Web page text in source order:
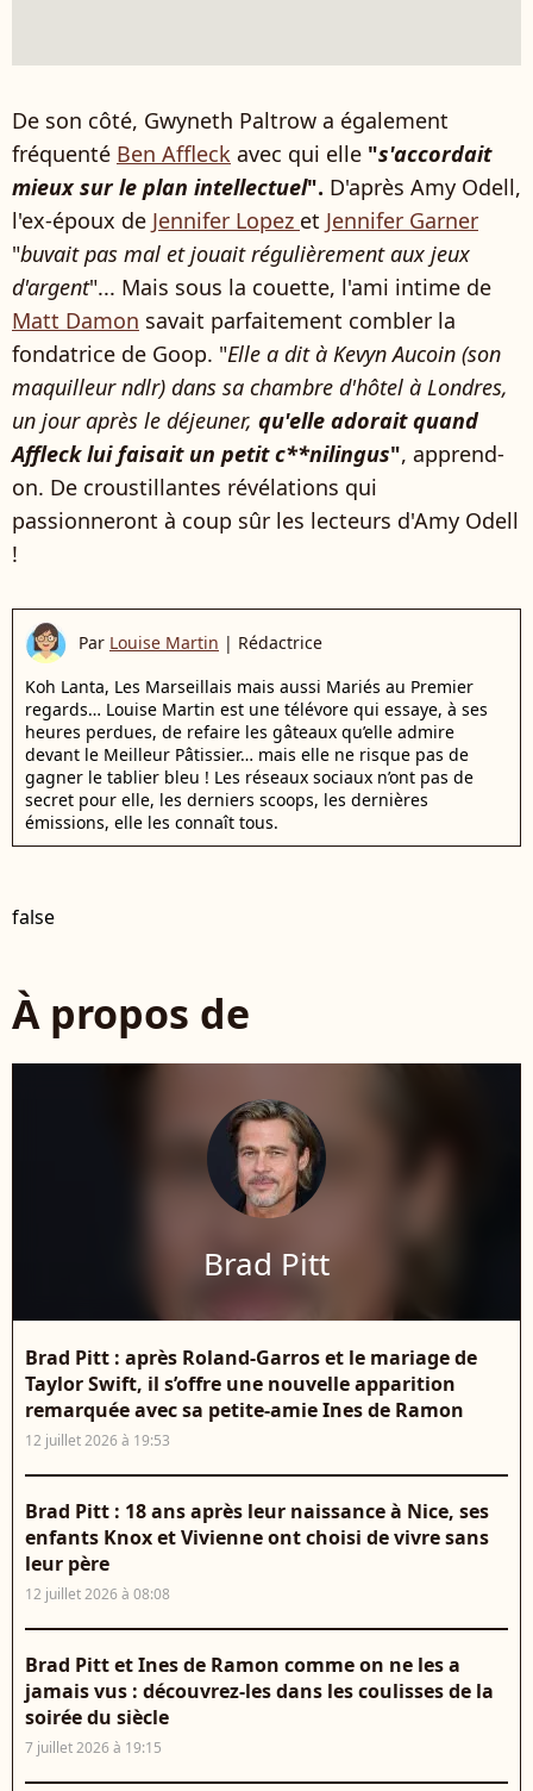
De son côté, Gwyneth Paltrow a également
fréquenté Ben Affleck avec qui elle "s'accordait
mieux sur le plan intellectuel". D'après Amy Odell,
l'ex-époux de Jennifer Lopez et Jennifer Garner
"buvait pas mal et jouait régulièrement aux jeux
d'argent"... Mais sous la couette, l'ami intime de
Matt Damon savait parfaitement combler la
fondatrice de Goop. "Elle a dit à Kevyn Aucoin (son
maquilleur ndlr) dans sa chambre d'hôtel à Londres,
un jour après le déjeuner, qu'elle adorait quand
Affleck lui faisait un petit c**nilingus", apprend-
on. De croustillantes révélations qui
passionneront à coup sûr les lecteurs d'Amy Odell
!
Par Louise Martin | Rédactrice
Koh Lanta, Les Marseillais mais aussi Mariés au Premier
regards… Louise Martin est une télévore qui essaye, à ses
heures perdues, de refaire les gâteaux qu’elle admire
devant le Meilleur Pâtissier… mais elle ne risque pas de
gagner le tablier bleu ! Les réseaux sociaux n’ont pas de
secret pour elle, les derniers scoops, les dernières
émissions, elle les connaît tous.
false
À propos de
Brad Pitt
Brad Pitt : après Roland-Garros et le mariage de
Taylor Swift, il s’offre une nouvelle apparition
remarquée avec sa petite-amie Ines de Ramon
12 juillet 2026 à 19:53
Brad Pitt : 18 ans après leur naissance à Nice, ses
enfants Knox et Vivienne ont choisi de vivre sans
leur père
12 juillet 2026 à 08:08
Brad Pitt et Ines de Ramon comme on ne les a
jamais vus : découvrez-les dans les coulisses de la
soirée du siècle
7 juillet 2026 à 19:15